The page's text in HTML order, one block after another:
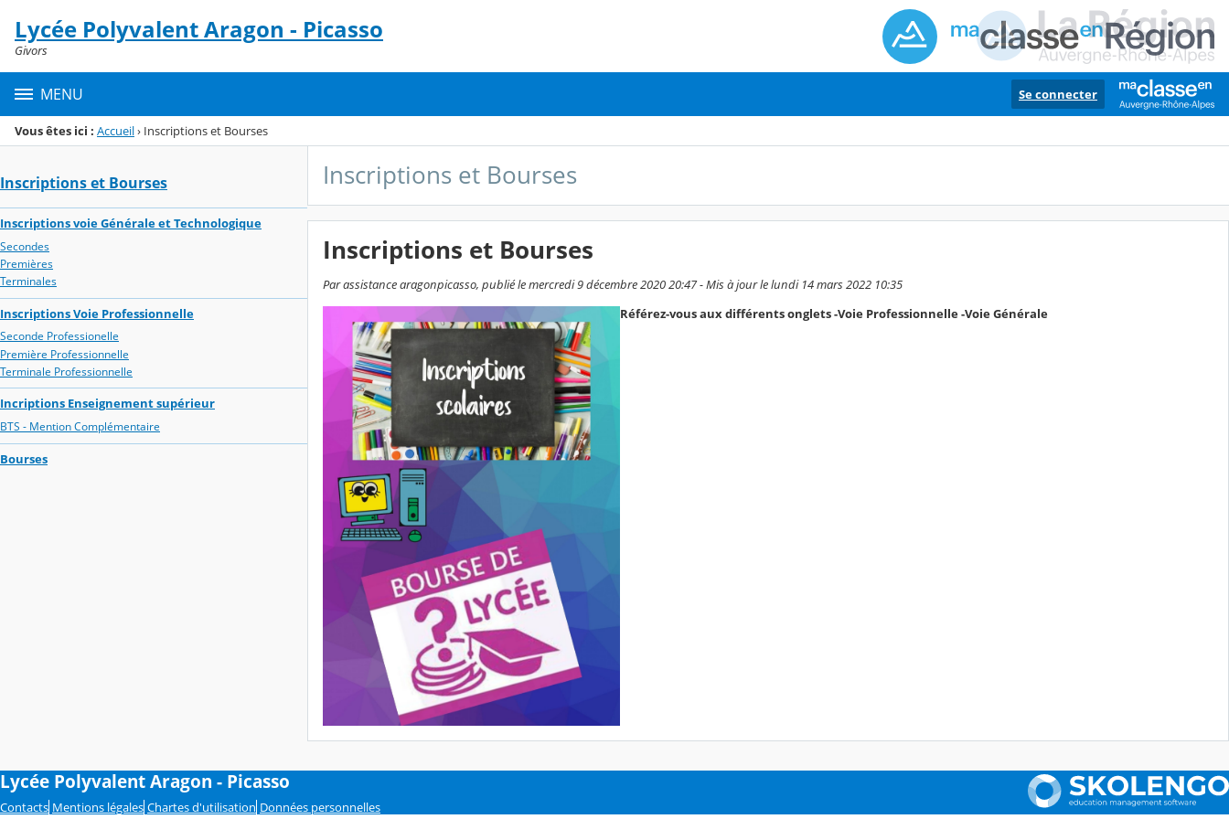
Menu de la rubrique
Contenu
Lycée Polyvalent Aragon - Picasso
Givors
MENU Se connecter
Vous êtes ici : Accueil› Inscriptions et Bourses
Inscriptions et Bourses
Inscriptions voie Générale et Technologique
Secondes
Premières
Terminales
Inscriptions Voie Professionnelle
Seconde Professionelle
Première Professionnelle
Terminale Professionnelle
Incriptions Enseignement supérieur
BTS - Mention Complémentaire
Bourses
Inscriptions et Bourses
Inscriptions et Bourses
Par assistance aragonpicasso, publié le mercredi 9 décembre 2020 20:47 - Mis à jour le lundi 14 mars 2022 10:35
Référez-vous aux différents onglets -Voie Professionnelle -Voie Générale
Lycée Polyvalent Aragon - Picasso
Contacts Mentions légales Chartes d'utilisation Données personnelles